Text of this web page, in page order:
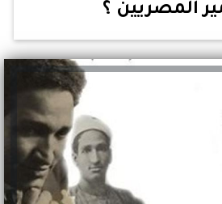
المصريين ؟